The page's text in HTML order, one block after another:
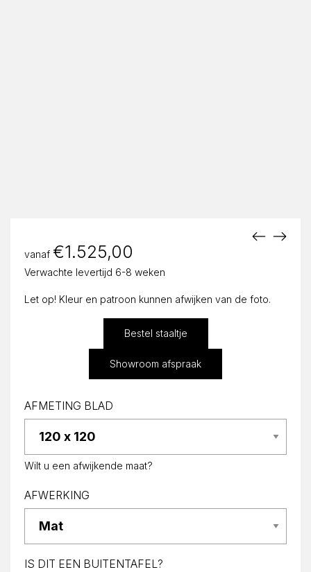
vanaf €1.525,00
Verwachte levertijd 6-8 weken
Let op! Kleur en patroon kunnen afwijken van de foto.
Bestel staaltje
Showroom afspraak
AFMETING BLAD
Wilt u een afwijkende maat?
AFWERKING
IS DIT EEN BUITENTAFEL?